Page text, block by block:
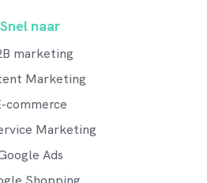
Snel naar
marketing
Marketing
commerce
Marketing
Ads